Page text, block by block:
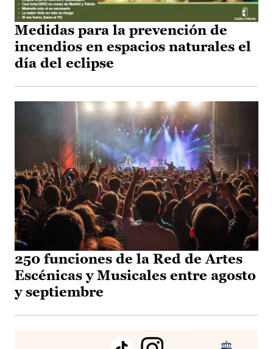
Medidas para la prevención de
incendios en espacios naturales el
día del eclipse
250 funciones de la Red de Artes
Escénicas y Musicales entre agosto
y septiembre